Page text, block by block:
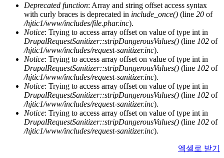
Deprecated function: Array and string offset access syntax
with curly braces is deprecated in include_once() (line 20 of
/hjtic1/www/includes/file.phar.inc).
Notice: Trying to access array offset on value of type int in
DrupalRequestSanitizer::stripDangerousValues() (line 102 of
/hjtic1/www/includes/request-sanitizer.inc).
Notice: Trying to access array offset on value of type int in
DrupalRequestSanitizer::stripDangerousValues() (line 102 of
/hjtic1/www/includes/request-sanitizer.inc).
Notice: Trying to access array offset on value of type int in
DrupalRequestSanitizer::stripDangerousValues() (line 102 of
/hjtic1/www/includes/request-sanitizer.inc).
Notice: Trying to access array offset on value of type int in
DrupalRequestSanitizer::stripDangerousValues() (line 102 of
/hjtic1/www/includes/request-sanitizer.inc).
엑셀로 받기